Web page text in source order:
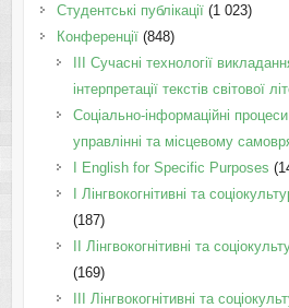
Студентські публікації(1 023)
Конференції(848)
III Сучасні технології
інтерпретації текстів світової
Соціально-інформаційні
управлінні та місцевому
І English for Specific Purposes
I Лінгвокогнітивні та
(187)
IІ Лінгвокогнітивні та
(169)
IІI Лінгвокогнітивні та